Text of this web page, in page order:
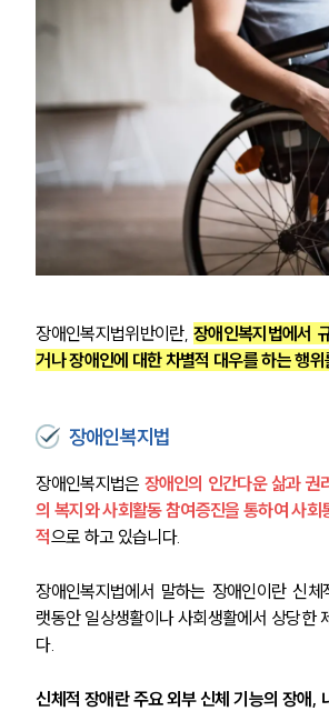
장애인복지법위반이란, 장애인복지법에서
거나 장애인에 대한 차별적 대우를 하는 행
장애인복지법
장애인복지법은 장애인의 인간다운 삶과 권
의 복지와 사회활동 참여증진을 통하여 사회
적으로 하고 있습니다.
장애인복지법에서 말하는 장애인이란 신
랫동안 일상생활이나 사회생활에서 상당한
다.
신체적 장애란 주요 외부 신체 기능의 장애,